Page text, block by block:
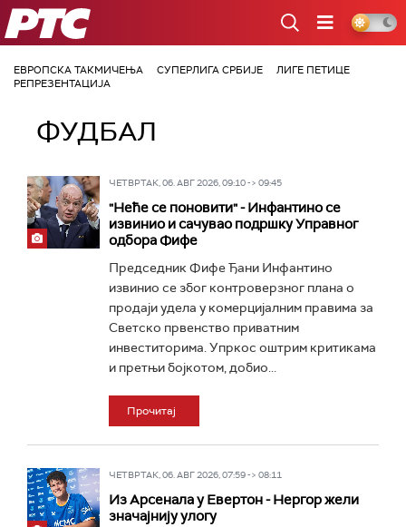
РТС
ЕВРОПСКА ТАКМИЧЕЊА СУПЕРЛИГА СРБИЈЕ
ЛИГЕ ПЕТИЦЕ
РЕПРЕЗЕНТАЦИЈА
ФУДБАЛ
ЧЕТВРТАК, 06. АВГ 2026, 09:10 -> 09:45
"Неће се поновити" - Инфантино се
извинио и сачувао подршку Управног
одбора Фифе
Председник Фифе Ђани Инфантино
извинио се због контроверзног плана о
продаји удела у комерцијалним правима за
Светско првенство приватним
инвеститорима. Упркос оштрим критикама
и претњи бојкотом, добио...
Прочитај
ЧЕТВРТАК, 06. АВГ 2026, 07:59 -> 08:11
Из Арсенала у Евертон - Нергор жели
значајнију улогу